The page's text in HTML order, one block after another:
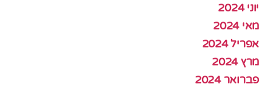
יוני 2024
מאי 2024
אפריל 2024
מרץ 2024
פברואר 2024